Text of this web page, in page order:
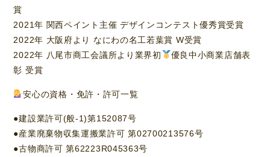
賞
2021年 関西ペイント主催 デザインコンテスト優秀賞受賞
2022年 大阪府より なにわの名工若葉賞 W受賞
2022年 八尾市商工会議所より業界初
優良中小商業店舗表
彰 受賞
安心の資格・免許・許可一覧
●建設業許可(般-1)第152087号
●産業廃棄物収集運搬業許可 第02700213576号
●古物商許可 第62223R045363号